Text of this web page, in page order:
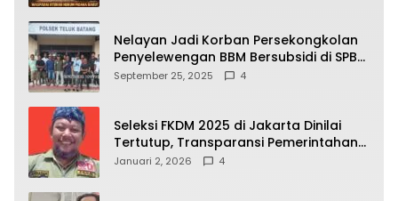
Nelayan Jadi Korban Persekongkolan
Penyelewengan BBM Bersubsidi di SPBU
64.78809 Teluk Batang
September 25, 2025 4
Seleksi FKDM 2025 di Jakarta Dinilai
Tertutup, Transparansi Pemerintahan
Pramono–Rano Dipertanyakan
Januari 2, 2026 4